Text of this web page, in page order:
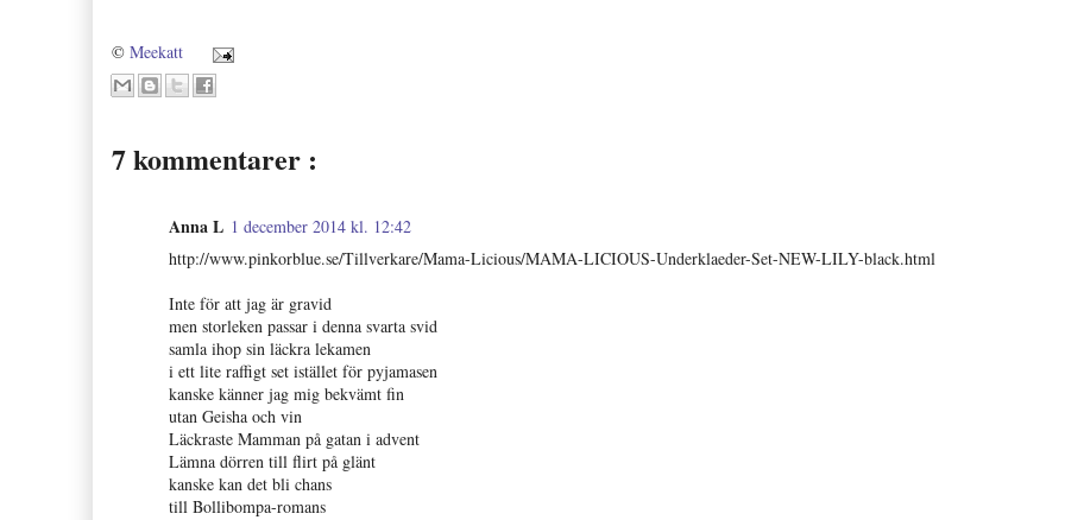
© Meekatt
7 kommentarer :
Anna L 1 december 2014 kl. 12:42
http://www.pinkorblue.se/Tillverkare/Mama-Licious/MAMA-LICIOUS-Underklaeder-Set-NEW-LILY-black.html
Inte för att jag är gravid
men storleken passar i denna svarta svid
samla ihop sin läckra lekamen
i ett lite raffigt set istället för pyjamasen
kanske känner jag mig bekvämt fin
utan Geisha och vin
Läckraste Mamman på gatan i advent
Lämna dörren till flirt på glänt
kanske kan det bli chans
till Bollibompa-romans